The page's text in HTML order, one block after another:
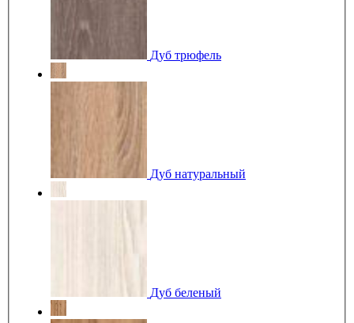
Дуб трюфель
Дуб натуральный
Дуб беленый